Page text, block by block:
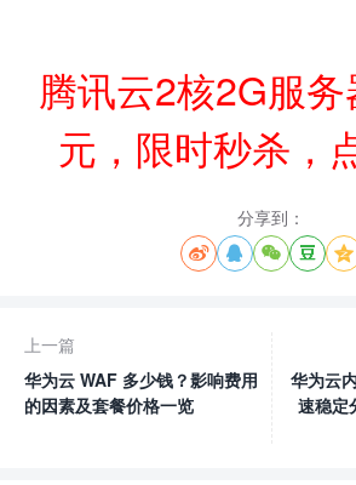
腾讯云2核2G服
元，限时秒杀，
分享到：
    
上一篇
华为云 WAF 多少钱？影响费用
的因素及套餐价格一览
华为云
速稳定